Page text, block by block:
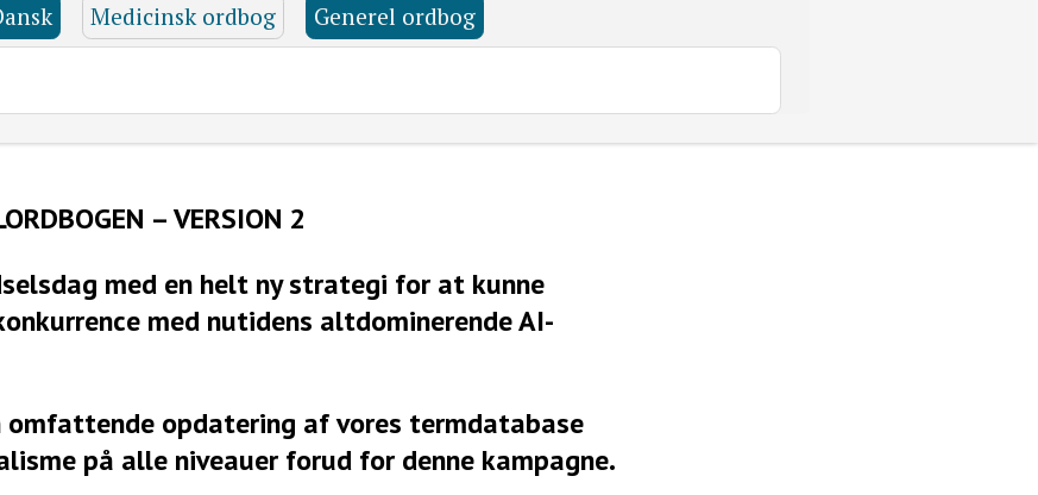
Medicinsk ordbog Generel ordbog
– VERSION 2
med en helt ny strategi for at kunne
med nutidens altdominerende AI-
opdatering af vores termdatabase
på alle niveauer forud for denne kampagne.